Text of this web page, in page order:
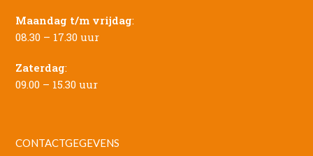
Maandag t/m vrijdag:
08.30 – 17.30 uur
Zaterdag:
09.00 – 15.30 uur
CONTACTGEGEVENS